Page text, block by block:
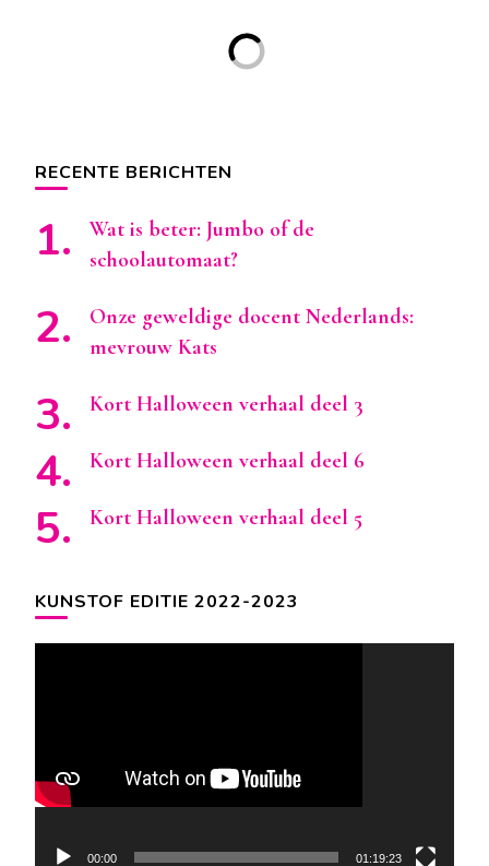
RECENTE BERICHTEN
Wat is beter: Jumbo of de
schoolautomaat?
Onze geweldige docent Nederlands:
mevrouw Kats
Kort Halloween verhaal deel 3
Kort Halloween verhaal deel 6
Kort Halloween verhaal deel 5
KUNSTOF EDITIE 2022-2023
00:00 01:19:23